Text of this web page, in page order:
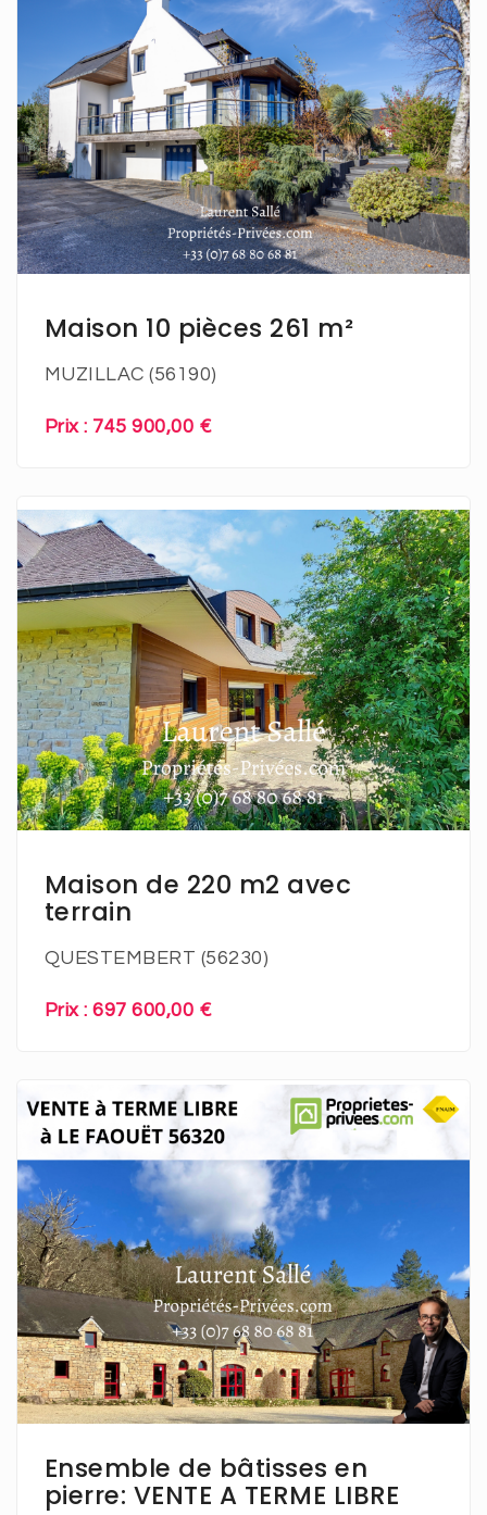
Maison 10 pièces 261 m²
MUZILLAC (56190)
Prix : 745 900,00 €
En savoir plus
Maison de 220 m2 avec
terrain
QUESTEMBERT (56230)
Prix : 697 600,00 €
En savoir plus
Ensemble de bâtisses en
pierre: VENTE A TERME LIBRE
En savoir plus